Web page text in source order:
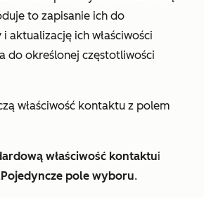
to zapisanie ich do
aktualizację ich właściwości
do określonej częstotliwości
właściwość kontaktu z polem
właściwość kontaktui
Pojedyncze pole wyboru.